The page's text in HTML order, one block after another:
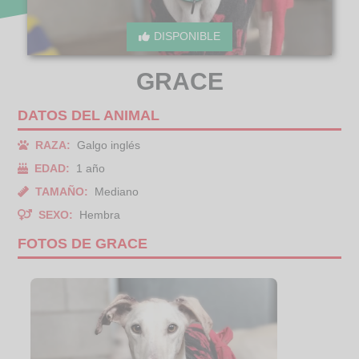
DISPONIBLE
GRACE
DATOS DEL ANIMAL
RAZA:
Galgo inglés
EDAD:
1 año
TAMAÑO:
Mediano
SEXO:
Hembra
FOTOS DE GRACE